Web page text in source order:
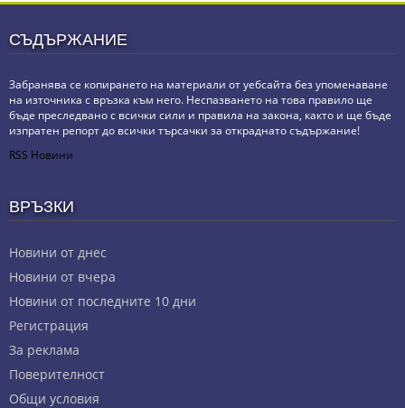
СЪДЪРЖАНИЕ
Забранява се копирането на материали от уебсайта без упоменаване
на източника с връзка към него. Неспазването на това правило ще
бъде преследвано с всички сили и правила на закона, както и ще бъде
изпратен репорт до всички търсачки за откраднато съдържание!
RSS Новини
ВРЪЗКИ
Новини от днес
Новини от вчера
Новини от последните 10 дни
Регистрация
За реклама
Πoвepитeлнocт
Общи условия